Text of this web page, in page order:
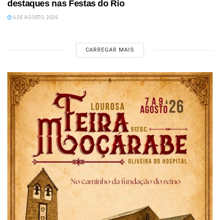
destaques nas Festas do Rio
6 DE AGOSTO, 2026
CARREGAR MAIS